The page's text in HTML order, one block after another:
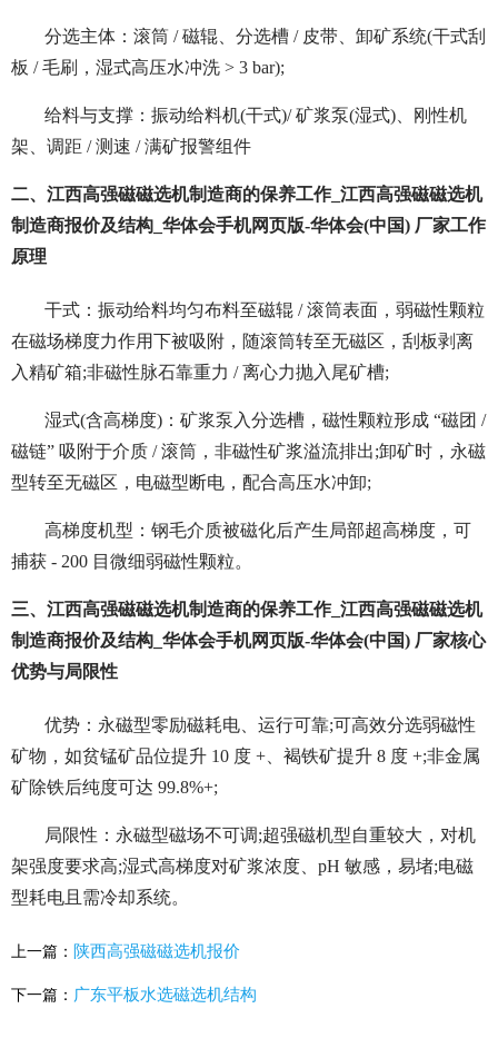
分选主体：滚筒 / 磁辊、分选槽 / 皮带、卸矿系统(干式刮
板 / 毛刷，湿式高压水冲洗 > 3 bar);
给料与支撑：振动给料机(干式)/ 矿浆泵(湿式)、刚性机
架、调距 / 测速 / 满矿报警组件
二、江西高强磁磁选机制造商的保养工作_江西高强磁磁选机
制造商报价及结构_华体会手机网页版-华体会(中国) 厂家工作
原理
干式：振动给料均匀布料至磁辊 / 滚筒表面，弱磁性颗粒
在磁场梯度力作用下被吸附，随滚筒转至无磁区，刮板剥离
入精矿箱;非磁性脉石靠重力 / 离心力抛入尾矿槽;
湿式(含高梯度)：矿浆泵入分选槽，磁性颗粒形成 “磁团 /
磁链” 吸附于介质 / 滚筒，非磁性矿浆溢流排出;卸矿时，永磁
型转至无磁区，电磁型断电，配合高压水冲卸;
高梯度机型：钢毛介质被磁化后产生局部超高梯度，可
捕获 - 200 目微细弱磁性颗粒。
三、江西高强磁磁选机制造商的保养工作_江西高强磁磁选机
制造商报价及结构_华体会手机网页版-华体会(中国) 厂家核心
优势与局限性
优势：永磁型零励磁耗电、运行可靠;可高效分选弱磁性
矿物，如贫锰矿品位提升 10 度 +、褐铁矿提升 8 度 +;非金属
矿除铁后纯度可达 99.8%+;
局限性：永磁型磁场不可调;超强磁机型自重较大，对机
架强度要求高;湿式高梯度对矿浆浓度、pH 敏感，易堵;电磁
型耗电且需冷却系统。
上一篇： 陕西高强磁磁选机报价
下一篇： 广东平板水选磁选机结构